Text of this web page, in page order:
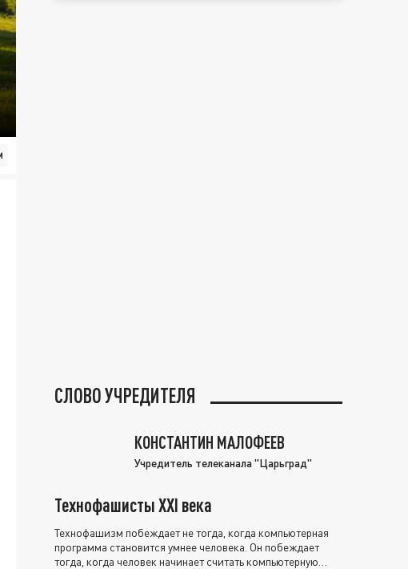
СЛОВО УЧРЕДИТЕЛЯ
КОНСТАНТИН МАЛОФЕЕВ
Учредитель телеканала "Царьград"
Технофашисты XXI века
Технофашизм побеждает не тогда, когда компьютерная
программа становится умнее человека. Он побеждает
тогда, когда человек начинает считать компьютерную